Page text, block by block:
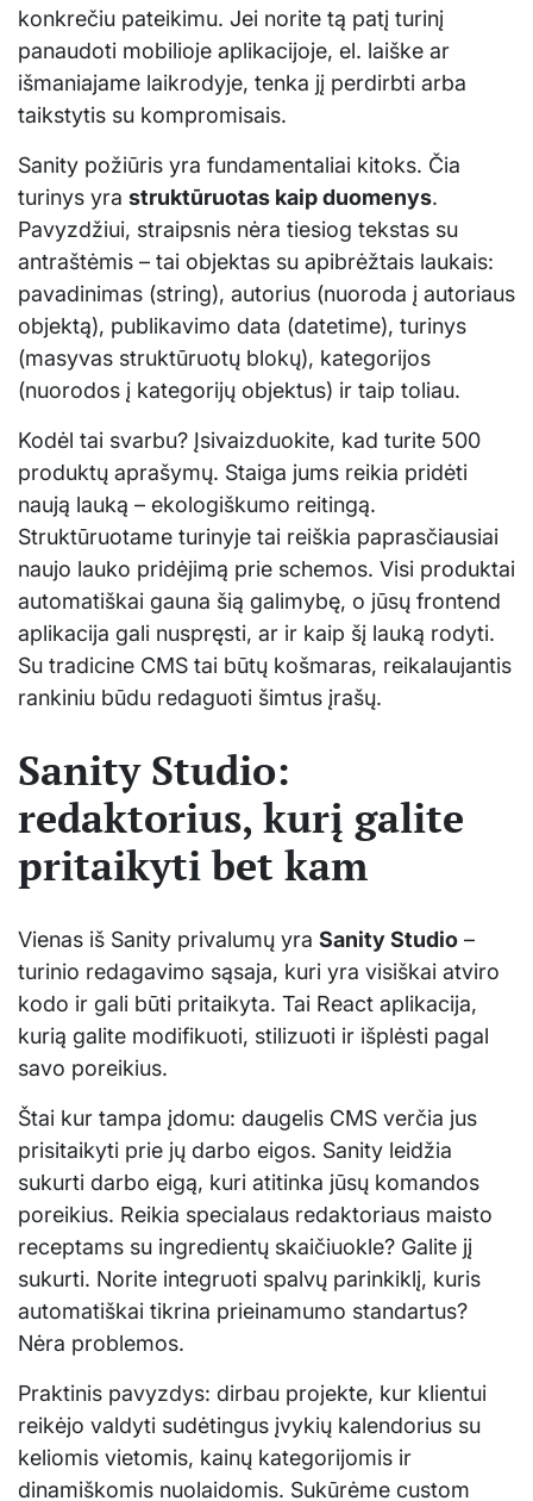
konkrečiu pateikimu. Jei norite tą patį turinį
panaudoti mobilioje aplikacijoje, el. laiške ar
išmaniajame laikrodyje, tenka jį perdirbti arba
taikstytis su kompromisais.
Sanity požiūris yra fundamentaliai kitoks. Čia
turinys yra struktūruotas kaip duomenys.
Pavyzdžiui, straipsnis nėra tiesiog tekstas su
antraštėmis – tai objektas su apibrėžtais laukais:
pavadinimas (string), autorius (nuoroda į autoriaus
objektą), publikavimo data (datetime), turinys
(masyvas struktūruotų blokų), kategorijos
(nuorodos į kategorijų objektus) ir taip toliau.
Kodėl tai svarbu? Įsivaizduokite, kad turite 500
produktų aprašymų. Staiga jums reikia pridėti
naują lauką – ekologiškumo reitingą.
Struktūruotame turinyje tai reiškia paprasčiausiai
naujo lauko pridėjimą prie schemos. Visi produktai
automatiškai gauna šią galimybę, o jūsų frontend
aplikacija gali nuspręsti, ar ir kaip šį lauką rodyti.
Su tradicine CMS tai būtų košmaras, reikalaujantis
rankiniu būdu redaguoti šimtus įrašų.
Sanity Studio:
redaktorius, kurį galite
pritaikyti bet kam
Vienas iš Sanity privalumų yra Sanity Studio –
turinio redagavimo sąsaja, kuri yra visiškai atviro
kodo ir gali būti pritaikyta. Tai React aplikacija,
kurią galite modifikuoti, stilizuoti ir išplėsti pagal
savo poreikius.
Štai kur tampa įdomu: daugelis CMS verčia jus
prisitaikyti prie jų darbo eigos. Sanity leidžia
sukurti darbo eigą, kuri atitinka jūsų komandos
poreikius. Reikia specialaus redaktoriaus maisto
receptams su ingredientų skaičiuokle? Galite jį
sukurti. Norite integruoti spalvų parinkiklį, kuris
automatiškai tikrina prieinamumo standartus?
Nėra problemos.
Praktinis pavyzdys: dirbau projekte, kur klientui
reikėjo valdyti sudėtingus įvykių kalendorius su
keliomis vietomis, kainų kategorijomis ir
dinamiškomis nuolaidomis. Sukūrėme custom